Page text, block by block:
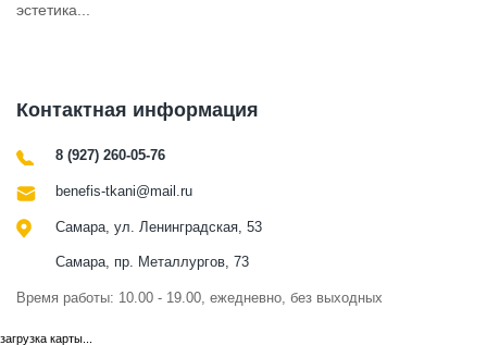
эстетика...
Контактная информация
8 (927) 260-05-76
benefis-tkani@mail.ru
Самара, ул. Ленинградская, 53
Самара, пр. Металлургов, 73
Время работы: 10.00 - 19.00, ежедневно, без выходных
загрузка карты...